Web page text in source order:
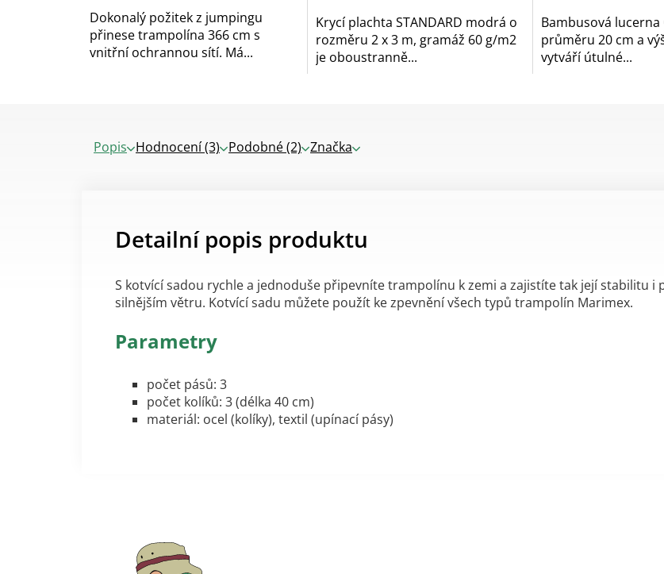
Dokonalý požitek z jumpingu
přinese trampolína 366 cm s
vnitřní ochrannou sítí. Má...
Krycí plachta STANDARD modrá o
rozměru 2 x 3 m, gramáž 60 g/m2
je oboustranně...
Bambusová lucerna
průměru 20 cm a
vytváří útulné...
Popis Podobné (2)
Hodnocení (3) Značka
Detailní popis produktu
S kotvící sadou rychle a jednoduše připevníte trampolínu k zemi a zajistíte tak její stabilitu i
silnějším větru. Kotvící sadu můžete použít ke zpevnění všech typů trampolín Marimex.
Parametry
počet pásů: 3
počet kolíků: 3 (délka 40 cm)
materiál: ocel (kolíky), textil (upínací pásy)